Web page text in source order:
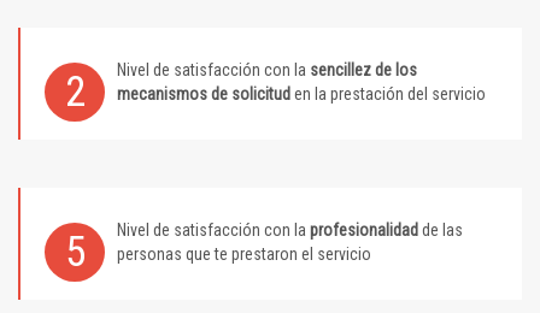
2 Nivel de satisfacción con la sencillez de los
mecanismos de solicitud en la prestación del servicio
5 Nivel de satisfacción con la profesionalidad de las
personas que te prestaron el servicio